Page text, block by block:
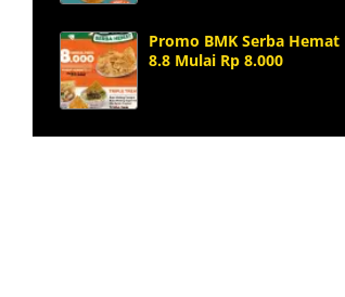
Promo BMK Serba Hemat
8.8 Mulai Rp 8.000